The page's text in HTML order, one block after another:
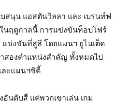
สนุน แอสตันวิลลา และ เบรนท์ฟ
นฤดูกาลนี้ การแข่งขันท็อปโฟร์
แข่งขันที่สูสี โดยแมนฯ ยูไนเต็ด
สองตำแหน่งสำคัญ ทั้งหมดไป
ละแมนฯซิตี้
นดับสี่ แต่พวกเขาเล่น เกม